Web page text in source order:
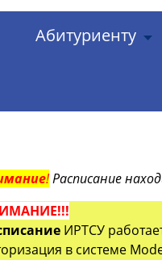
Абитуриенту
!Расписание
ИРТСУ
в системе